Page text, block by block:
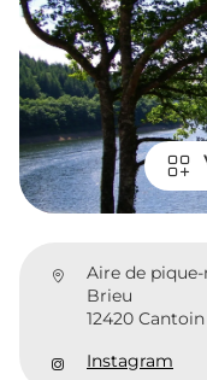
Aire de
Brieu
12420 Cantoin
Instagram